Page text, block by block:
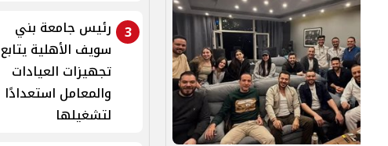
3 رئيس جامعة بني
سويف الأهلية يتابع
تجهيزات العيادات
والمعامل استعدادًا
لتشغيلها